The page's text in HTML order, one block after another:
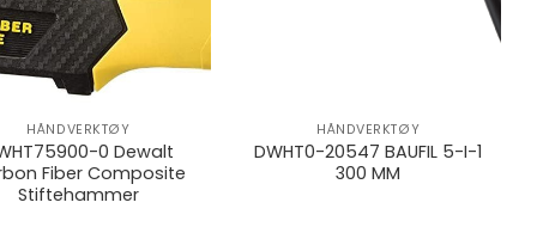
HÅNDVERKTØY
0 Dewalt
Fiber Composite
Stiftehammer
HÅNDVERKTØY
DWHT0-20547 BAUFIL 5-I-1
300 MM